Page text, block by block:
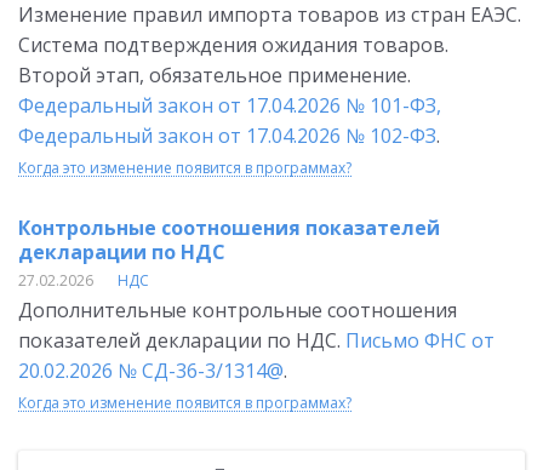
Изменение правил импорта товаров из стран ЕАЭС.
Система подтверждения ожидания товаров.
Второй этап, обязательное применение.
Федеральный закон от 17.04.2026 № 101-ФЗ,
Федеральный закон от 17.04.2026 № 102-ФЗ.
Когда это изменение появится в программах?
Контрольные соотношения показателей
декларации по НДС
27.02.2026 НДС
Дополнительные контрольные соотношения
показателей декларации по НДС. Письмо ФНС от
20.02.2026 № СД-36-3/1314@.
Когда это изменение появится в программах?